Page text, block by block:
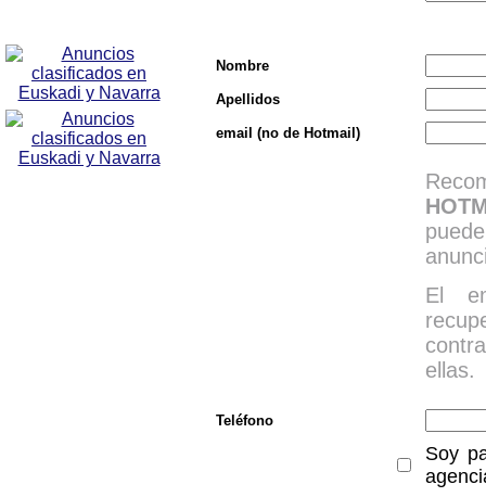
Nombre
Apellidos
email (no de Hotmail)
El
ellas.
Teléfono
Soy